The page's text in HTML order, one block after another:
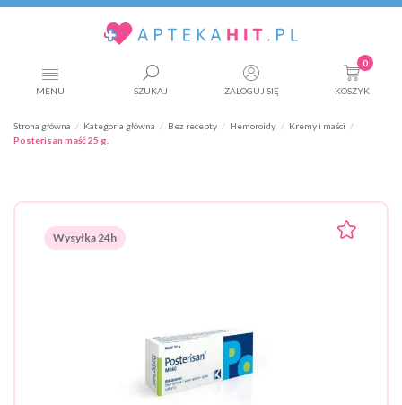
MENU SZUKAJ ZALOGUJ SIĘ
0
KOSZYK
Strona główna Kategoria główna Bez recepty Hemoroidy
Kremy i maści
Posterisan maść 25 g.
Wysyłka 24h